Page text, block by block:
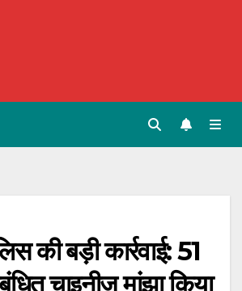
की बड़ी कार्रवाई: 51
चाइनीज मांझा किया